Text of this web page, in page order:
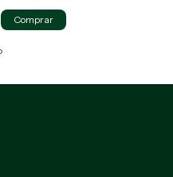
Comprar